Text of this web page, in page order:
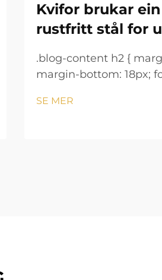
Kvifor brukar ein
rustfritt stål for
.blog-content h2 {
margin-bottom: 18px;
linjeavstand: normal; }
SE MER